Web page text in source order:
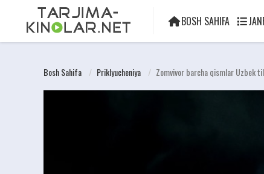
BOSH SAHIFA
Bosh Sahifa Priklyucheniya Zomvivor barcha qismlar Uzbek